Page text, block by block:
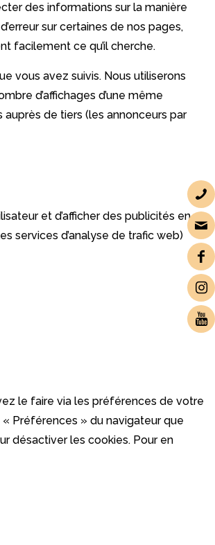
des informations sur la manière
sur certaines de nos pages,
facilement ce qu’il cherche.
vous avez suivis. Nous utiliserons
d’affichages d’une même
de tiers (les annonceurs par
et d’afficher des publicités en
services d’analyse de trafic web)
le faire via les préférences de votre
Préférences » du navigateur que
désactiver les cookies. Pour en